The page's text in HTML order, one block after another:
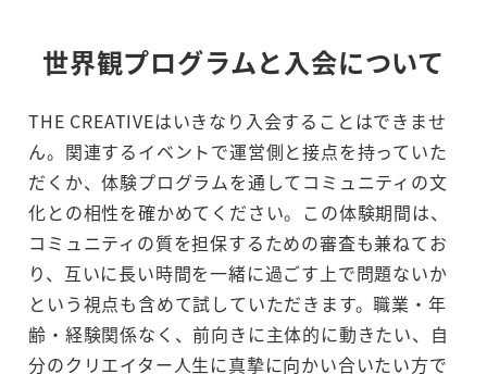
世界観プログラムと入会について
THE CREATIVEはいきなり入会することはできませ
ん。関連するイベントで運営側と接点を持っていた
だくか、体験プログラムを通してコミュニティの文
化との相性を確かめてください。この体験期間は、
コミュニティの質を担保するための審査も兼ねてお
り、互いに長い時間を一緒に過ごす上で問題ないか
という視点も含めて試していただきます。職業・年
齢・経験関係なく、前向きに主体的に動きたい、自
分のクリエイター人生に真摯に向かい合いたい方で